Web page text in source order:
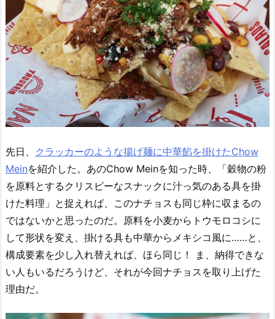
先日、 クラッカーのような揚げ麺に中華餡を掛けたChow
Meinを紹介した。あのChow Meinを知った時、「穀物の粉
を原料とするクリスピーなスナックに汁っ気のある具を掛
けた料理」と捉えれば、このナチョスも同じ枠に収まるの
ではないかと思ったのだ。原料を小麦からトウモロコシに
して形状を変え、掛ける具も中華からメキシコ風に……と、
構成要素を少し入れ替えれば、ほら同じ！ ま、納得できな
い人もいるだろうけど、それが今回ナチョスを取り上げた
理由だ。